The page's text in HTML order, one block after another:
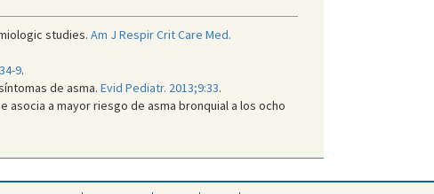
studies. Am J Respir Crit Care Med.
9.
de asma. Evid Pediatr. 2013;9:33.
asocia a mayor riesgo de asma bronquial a los ocho